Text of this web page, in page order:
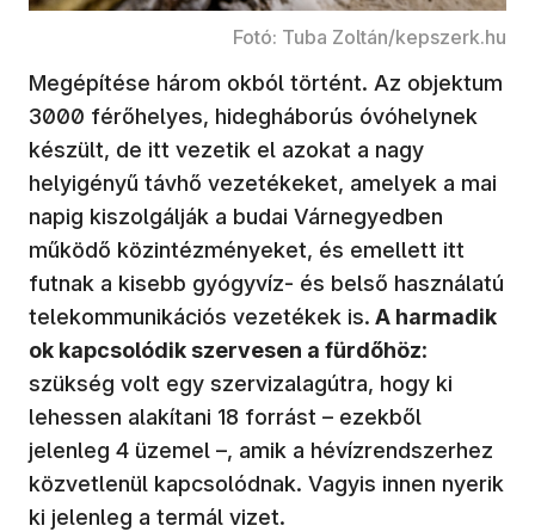
Fotó: Tuba Zoltán/kepszerk.hu
Megépítése három okból történt. Az objektum
3000 férőhelyes, hidegháborús óvóhelynek
készült, de itt vezetik el azokat a nagy
helyigényű távhő vezetékeket, amelyek a mai
napig kiszolgálják a budai Várnegyedben
működő közintézményeket, és emellett itt
futnak a kisebb gyógyvíz- és belső használatú
telekommunikációs vezetékek is. A harmadik
ok kapcsolódik szervesen a fürdőhöz:
szükség volt egy szervizalagútra, hogy ki
lehessen alakítani 18 forrást – ezekből
jelenleg 4 üzemel –, amik a hévízrendszerhez
közvetlenül kapcsolódnak. Vagyis innen nyerik
ki jelenleg a termál vizet.